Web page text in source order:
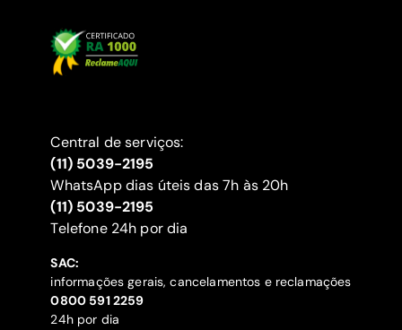
Central de serviços:
(11) 5039-2195
WhatsApp dias úteis das 7h às 20h
(11) 5039-2195
‍Telefone 24h por dia
SAC:
informações gerais, cancelamentos e reclamações
‍0800 591 2259
24h por dia